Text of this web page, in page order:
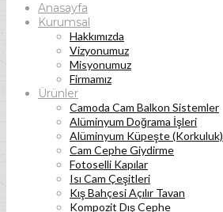
Anasayfa
Kurumsal
Hakkımızda
Vizyonumuz
Misyonumuz
Firmamız
Ürünler
Camoda Cam Balkon Sistemler
Alüminyum Doğrama İşleri
Alüminyum Küpeşte (Korkuluk)
Cam Cephe Giydirme
Fotoselli Kapılar
Isı Cam Çeşitleri
Kış Bahçesi Açılır Tavan
Kompozit Dış Cephe